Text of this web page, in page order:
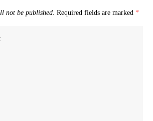
not be published. Required fields are marked *